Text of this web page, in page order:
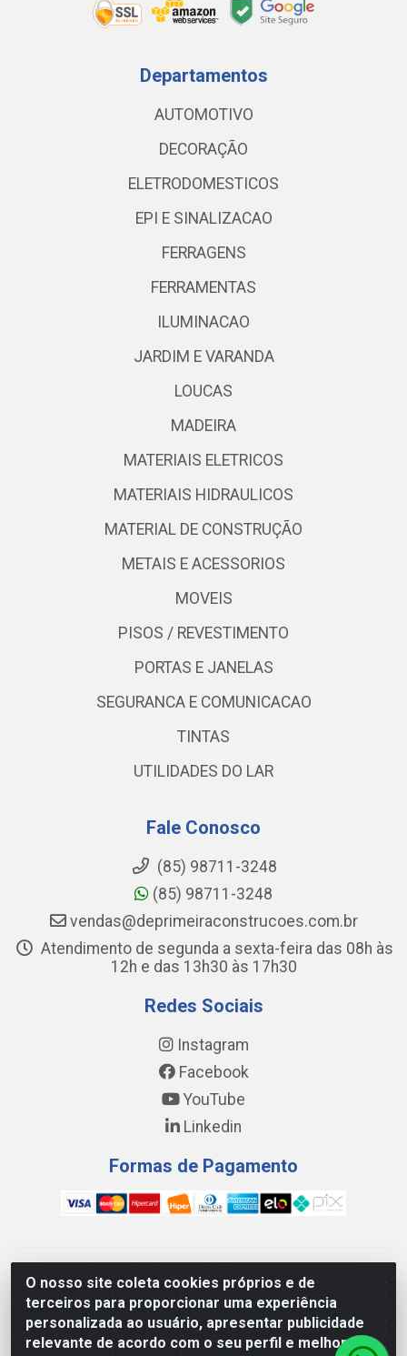
O nosso site coleta cookies próprios e de
terceiros para proporcionar uma experiência
personalizada ao usuário, apresentar publicidade
relevante de acordo com o seu perfil e melhorar a
Departamentos
AUTOMOTIVO
DECORAÇÃO
ELETRODOMESTICOS
EPI E SINALIZACAO
FERRAGENS
FERRAMENTAS
ILUMINACAO
JARDIM E VARANDA
LOUCAS
MADEIRA
MATERIAIS ELETRICOS
MATERIAIS HIDRAULICOS
MATERIAL DE CONSTRUÇÃO
METAIS E ACESSORIOS
MOVEIS
PISOS / REVESTIMENTO
PORTAS E JANELAS
SEGURANCA E COMUNICACAO
TINTAS
UTILIDADES DO LAR
Fale Conosco
(85) 98711-3248
(85) 98711-3248
vendas@deprimeiraconstrucoes.com.br
Atendimento de segunda a sexta-feira das 08h às
12h e das 13h30 às 17h30
Redes Sociais
Instagram
Facebook
YouTube
Linkedin
Formas de Pagamento
WING DISTRIBUIDORA COMÉRCIO E LOGÍSTICA DE MATERIAL
DE CONSTRUÇÕES LTDA - AV. DA INTEGRAÇÃO, 790 -
PATRÍCIA GOMES, CAUCAIA/CE - CEP 61.604-505 - CNPJ
17.523.384/0001-20